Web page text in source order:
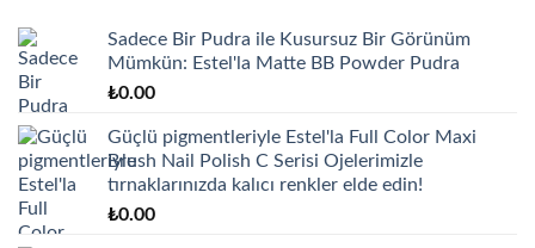
Sadece Bir Pudra ile Kusursuz Bir Görünüm
Mümkün: Estel'la Matte BB Powder Pudra
₺0.00
Güçlü pigmentleriyle Estel'la Full Color Maxi
Brush Nail Polish C Serisi Ojelerimizle
tırnaklarınızda kalıcı renkler elde edin!
₺0.00